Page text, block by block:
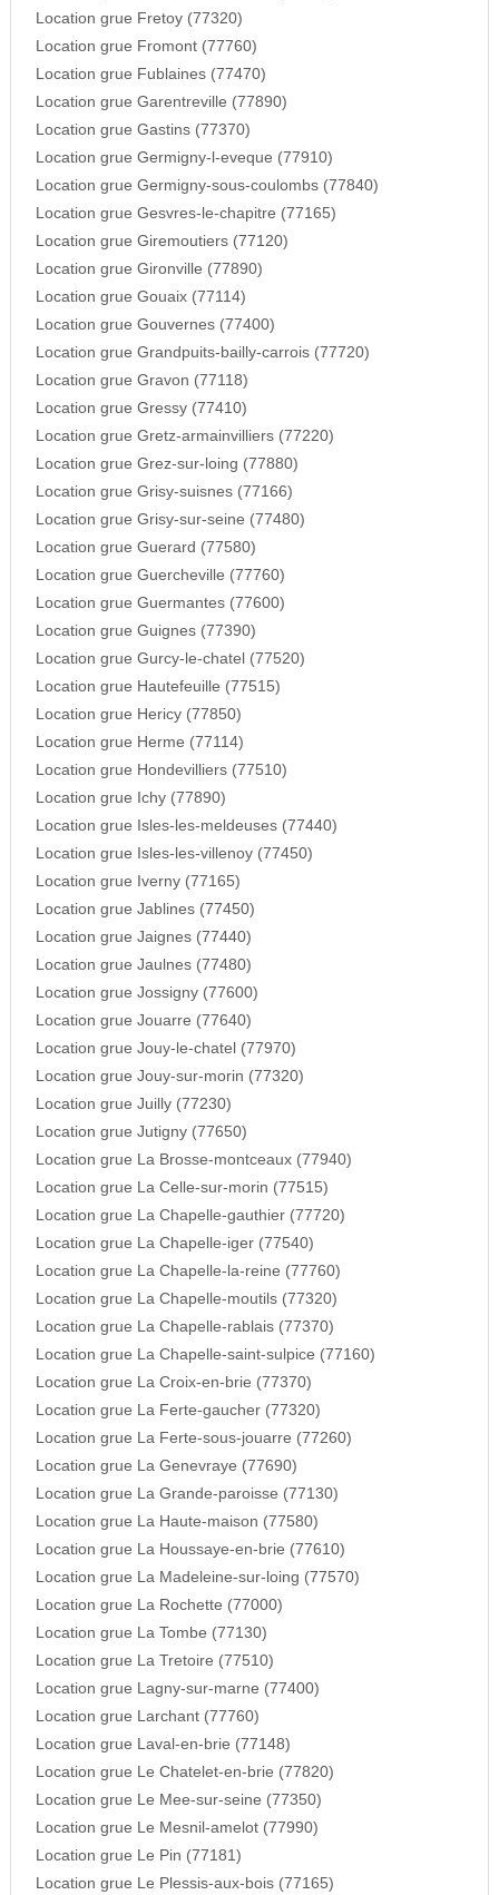
Location grue Fretoy (77320)
Location grue Fromont (77760)
Location grue Fublaines (77470)
Location grue Garentreville (77890)
Location grue Gastins (77370)
Location grue Germigny-l-eveque (77910)
Location grue Germigny-sous-coulombs (77840)
Location grue Gesvres-le-chapitre (77165)
Location grue Giremoutiers (77120)
Location grue Gironville (77890)
Location grue Gouaix (77114)
Location grue Gouvernes (77400)
Location grue Grandpuits-bailly-carrois (77720)
Location grue Gravon (77118)
Location grue Gressy (77410)
Location grue Gretz-armainvilliers (77220)
Location grue Grez-sur-loing (77880)
Location grue Grisy-suisnes (77166)
Location grue Grisy-sur-seine (77480)
Location grue Guerard (77580)
Location grue Guercheville (77760)
Location grue Guermantes (77600)
Location grue Guignes (77390)
Location grue Gurcy-le-chatel (77520)
Location grue Hautefeuille (77515)
Location grue Hericy (77850)
Location grue Herme (77114)
Location grue Hondevilliers (77510)
Location grue Ichy (77890)
Location grue Isles-les-meldeuses (77440)
Location grue Isles-les-villenoy (77450)
Location grue Iverny (77165)
Location grue Jablines (77450)
Location grue Jaignes (77440)
Location grue Jaulnes (77480)
Location grue Jossigny (77600)
Location grue Jouarre (77640)
Location grue Jouy-le-chatel (77970)
Location grue Jouy-sur-morin (77320)
Location grue Juilly (77230)
Location grue Jutigny (77650)
Location grue La Brosse-montceaux (77940)
Location grue La Celle-sur-morin (77515)
Location grue La Chapelle-gauthier (77720)
Location grue La Chapelle-iger (77540)
Location grue La Chapelle-la-reine (77760)
Location grue La Chapelle-moutils (77320)
Location grue La Chapelle-rablais (77370)
Location grue La Chapelle-saint-sulpice (77160)
Location grue La Croix-en-brie (77370)
Location grue La Ferte-gaucher (77320)
Location grue La Ferte-sous-jouarre (77260)
Location grue La Genevraye (77690)
Location grue La Grande-paroisse (77130)
Location grue La Haute-maison (77580)
Location grue La Houssaye-en-brie (77610)
Location grue La Madeleine-sur-loing (77570)
Location grue La Rochette (77000)
Location grue La Tombe (77130)
Location grue La Tretoire (77510)
Location grue Lagny-sur-marne (77400)
Location grue Larchant (77760)
Location grue Laval-en-brie (77148)
Location grue Le Chatelet-en-brie (77820)
Location grue Le Mee-sur-seine (77350)
Location grue Le Mesnil-amelot (77990)
Location grue Le Pin (77181)
Location grue Le Plessis-aux-bois (77165)